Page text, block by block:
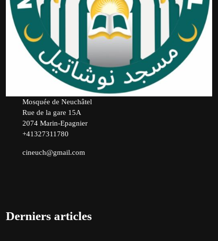
Mosquée de Neuchâtel
Rue de la gare 15A
2074 Marin-Epagnier
+41327311780
cineuch@gmail.com
Derniers articles